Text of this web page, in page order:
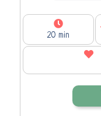
20 min